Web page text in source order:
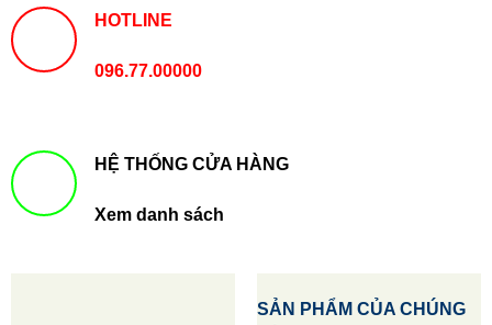
HOTLINE
096.77.00000
HỆ THỐNG CỬA HÀNG
Xem danh sách
SẢN PHẨM CỦA CHÚNG